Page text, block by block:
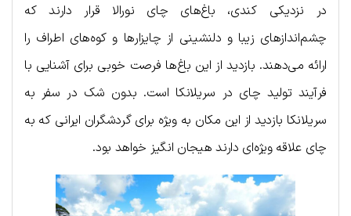
در نزدیکی کندی، باغ‌های چای نورالا قرار دارند که
چشم‌اندازهای زیبا و دلنشینی از چایزارها و کوه‌های اطراف را
ارائه می‌دهند. بازدید از این باغ‌ها فرصت خوبی برای آشنایی با
فرآیند تولید چای در سریلانکا است. بدون شک در سفر به
سریلانکا بازدید از این مکان به ویژه برای گردشگران ایرانی که به
چای علاقه ویژه‌ای دارند هیجان انگیز خواهد بود.